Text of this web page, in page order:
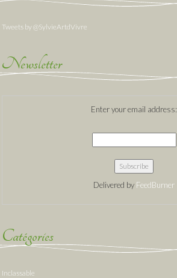
Tweets by @SylvieArtdVivre
Newsletter
Enter your email address:
Delivered by FeedBurner
Catégories
Inclassable